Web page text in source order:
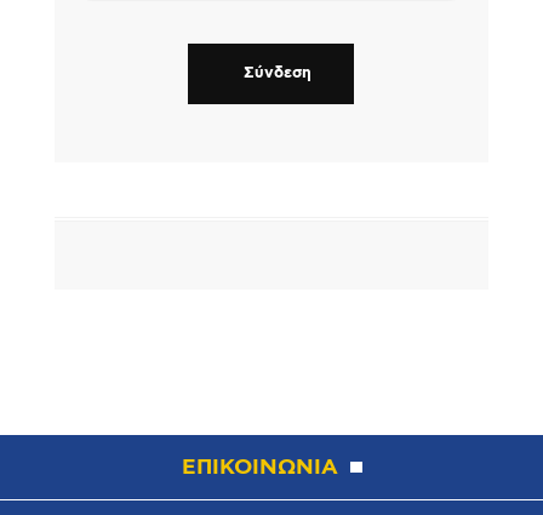
ΕΠΙΚΟΙΝΩΝΙΑ